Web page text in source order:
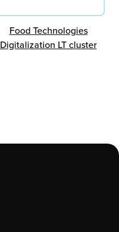
Food Technologies
Digitalization LT cluster